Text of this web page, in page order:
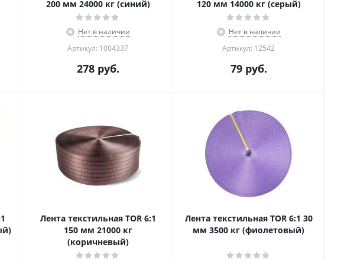
200 мм 24000 кг (синий)
Нет в наличии
Артикул: 1004337
278руб.
120 мм 14000 кг (серый)
Нет в наличии
Артикул: 12542
79руб.
Лента текстильная TOR 6:1
150 мм 21000 кг
(коричневый)
Лента текстильная TOR 6:1 30
мм 3500 кг (фиолетовый)